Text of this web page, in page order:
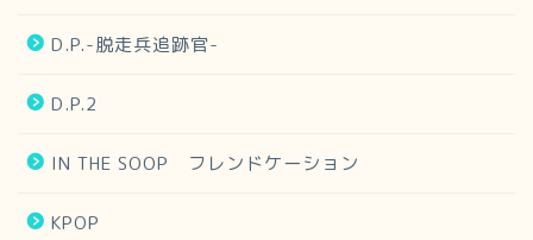
D.P.-脱走兵追跡官-
D.P.2
IN THE SOOP フレンドケーション
KPOP